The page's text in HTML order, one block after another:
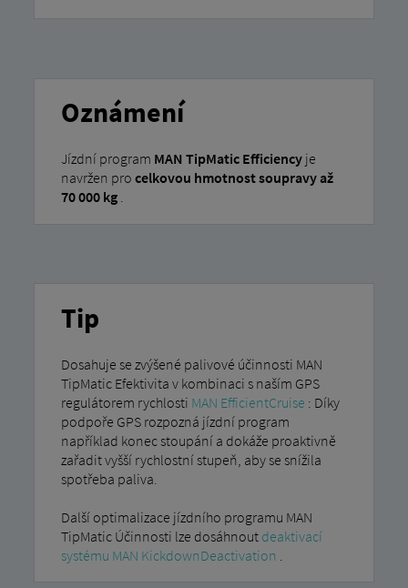
Oznámení
Jízdní program MAN TipMatic Efficiencyje
navržen pro celkovou hmotnost soupravy až
70 000 kg.
Tip
Dosahuje se zvýšené palivové účinnosti MAN
TipMatic Efektivita v kombinaci s naším GPS
regulátorem rychlosti MAN EfficientCruise : Díky
podpoře GPS rozpozná jízdní program
například konec stoupání a dokáže proaktivně
zařadit vyšší rychlostní stupeň, aby se snížila
spotřeba paliva.
Další optimalizace jízdního programu MAN
TipMatic Účinnosti lze dosáhnout deaktivací
systému MAN KickdownDeactivation